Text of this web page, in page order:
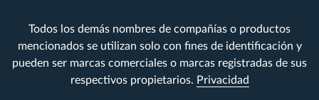
Todos los demás nombres de compañías o productos
mencionados se utilizan solo con fines de identificación y
pueden ser marcas comerciales o marcas registradas de sus
respectivos propietarios. Privacidad